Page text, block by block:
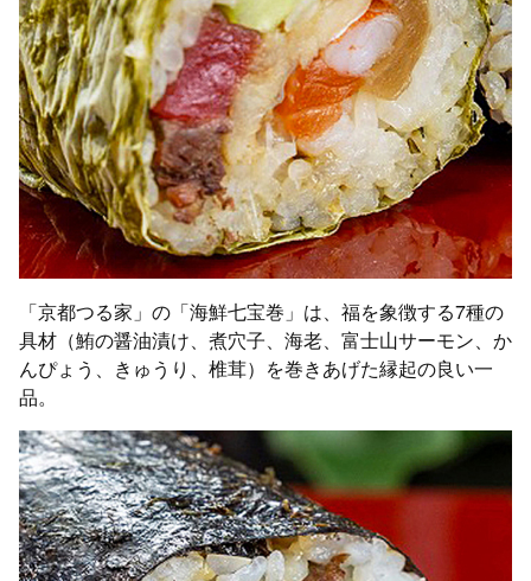
「京都つる家」の「海鮮七宝巻」は、福を象徴する7種の
具材（鮪の醤油漬け、煮穴子、海老、富士山サーモン、か
んぴょう、きゅうり、椎茸）を巻きあげた縁起の良い一
品。